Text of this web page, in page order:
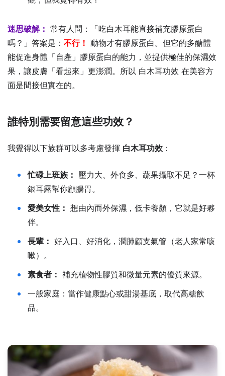
迷思破解： 常有人問：「吃白木耳能直接補充膠原蛋白
嗎？」答案是： 不行！ 動物才有膠原蛋白。但它的多醣體
能促進身體「自產」膠原蛋白的能力，並提供極佳的保濕效
果，讓皮膚「看起來」更澎潤。所以 白木耳功效 在美容方
面是間接但實在的。
誰特別需要留意這些功效？
我覺得以下族群可以多考慮發揮 白木耳功效 ：
忙碌上班族： 壓力大、外食多、蔬果攝取不足？一杯
銀耳露幫你顧腸胃。
愛美女性： 想由內而外保濕，低卡養顏，它就是好夥
伴。
長輩： 好入口、好消化，潤肺顧支氣管（老人家常咳
嗽）。
素食者： 補充植物性膠質和微量元素的優質來源。
一般家庭：當作健康點心或甜湯基底，取代高糖飲
品。